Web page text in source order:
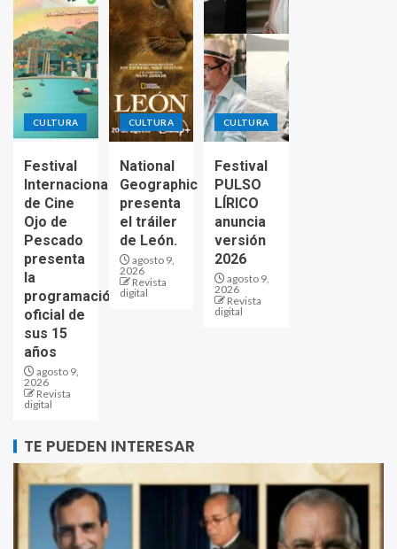
CULTURA
Festival
Internacional
de Cine
Ojo de
Pescado
presenta
la
programación
oficial de
sus 15
años
agosto 9,
2026
Revista
digital
CULTURA
National
Geographic
presenta
el tráiler
de León.
agosto 9,
2026
Revista
digital
CULTURA
Festival
PULSO
LÍRICO
anuncia
versión
2026
agosto 9,
2026
Revista
digital
TE PUEDEN INTERESAR